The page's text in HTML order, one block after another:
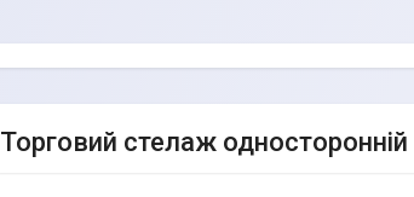
Торговий стелаж